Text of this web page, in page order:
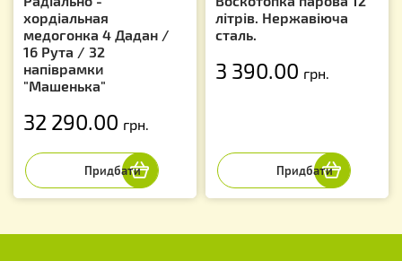
хордіальная
медогонка 4 Дадан /
16 Рута / 32
напіврамки
"Машенька"
32 290.00 грн.
літрів. Нержавіюча
сталь.
3 390.00 грн.